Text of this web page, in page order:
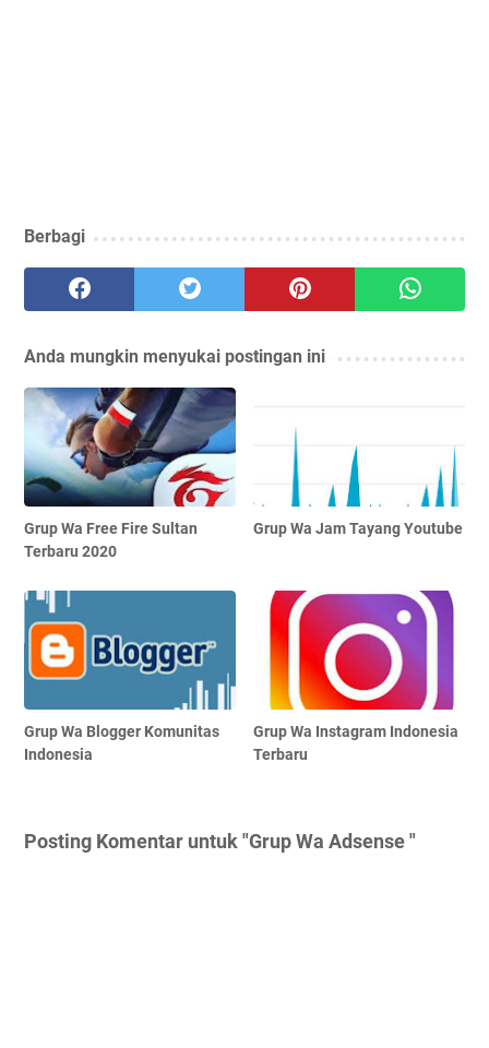
Berbagi
Anda mungkin menyukai postingan ini
Grup Wa Free Fire Sultan
Terbaru 2020
Grup Wa Jam Tayang Youtube
Grup Wa Blogger Komunitas
Indonesia
Grup Wa Instagram Indonesia
Terbaru
Posting Komentar untuk "Grup Wa Adsense "